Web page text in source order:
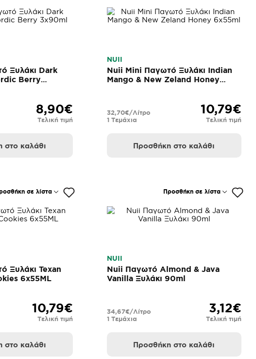
Ξυλάκι Dark
Berry
8,90€
Τελική τιμή
στο καλάθι
NUII
Nuii Mini Παγωτό Ξυλάκι Indian
Mango & New Zeland Honey
10,79€
Τελική τιμή
1 Τεμάχια
32,70€/Λίτρο
Προσθήκη στο καλάθι
σε λίστα
Ξυλάκι Texan
6x55ML
10,79€
Τελική τιμή
στο καλάθι
Προσθήκη σε λίστα
NUII
Nuii Παγωτό Almond & Java
Vanilla Ξυλάκι 90ml
3,12€
Τελική τιμή
1 Τεμάχια
34,67€/Λίτρο
Προσθήκη στο καλάθι